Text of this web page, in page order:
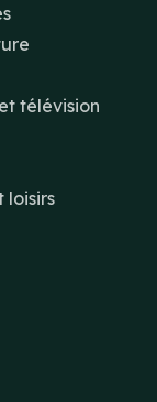
télévision
loisirs